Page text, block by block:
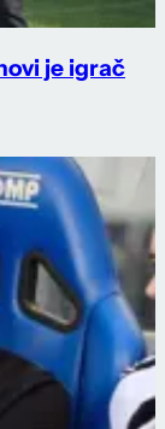
je igrač